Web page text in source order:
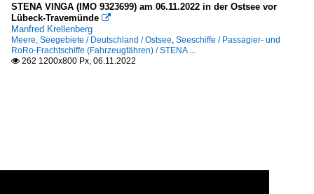
STENA VINGA (IMO 9323699) am 06.11.2022 in der Ostsee vor
Lübeck-Travemünde 
Manfred Krellenberg
Meere, Seegebiete / Deutschland / Ostsee, Seeschiffe / Passagier- und
RoRo-Frachtschiffe (Fahrzeugfähren) / STENA ...
 262 1200x800 Px, 06.11.2022